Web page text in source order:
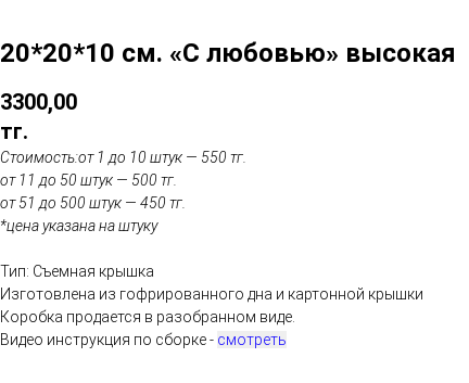
20*20*10 см. «С любовью» высокая
3300,00
тг.
Стоимость:от 1 до 10 штук — 550 тг.
от 11 до 50 штук — 500 тг.
от 51 до 500 штук — 450 тг.
*цена указана на штуку
Тип: Съемная крышка
Изготовлена из гофрированного дна и картонной крышки
Коробка продается в разобранном виде.
Видео инструкция по сборке - смотреть